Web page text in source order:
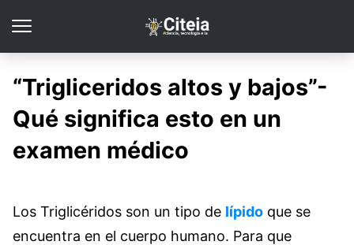
“Trigliceridos altos y bajos”-
Qué significa esto en un
examen médico
Los Triglicéridos son un tipo de lípido que se
encuentra en el cuerpo humano. Para que